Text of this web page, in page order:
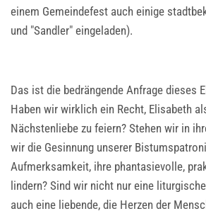
einem Gemeindefest auch einige
und "Sandler" eingeladen).
Das ist die bedrängende Anfrage dieses
Haben wir wirklich ein Recht, Elisabeth
Nächstenliebe zu feiern? Stehen wir in
wir die Gesinnung unserer
Aufmerksamkeit, ihre phantasievolle,
lindern? Sind wir nicht nur eine
auch eine liebende, die Herzen der